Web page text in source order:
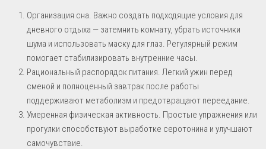
Организация сна. Важно создать подходящие условия для
дневного отдыха — затемнить комнату, убрать источники
шума и использовать маску для глаз. Регулярный режим
помогает стабилизировать внутренние часы.
Рациональный распорядок питания. Легкий ужин перед
сменой и полноценный завтрак после работы
поддерживают метаболизм и предотвращают переедание.
Умеренная физическая активность. Простые упражнения или
прогулки способствуют выработке серотонина и улучшают
самочувствие.